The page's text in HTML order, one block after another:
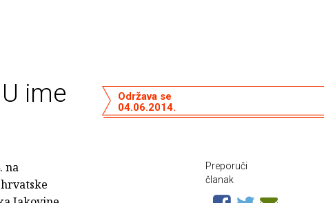
ime
Održava se
04.06.2014.
na
Preporuči
članak